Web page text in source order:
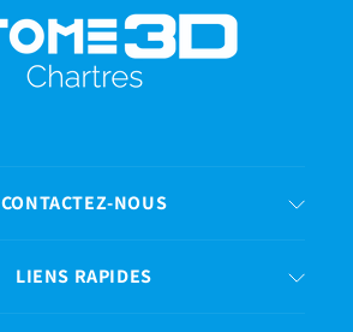
CONTACTEZ-NOUS
LIENS RAPIDES